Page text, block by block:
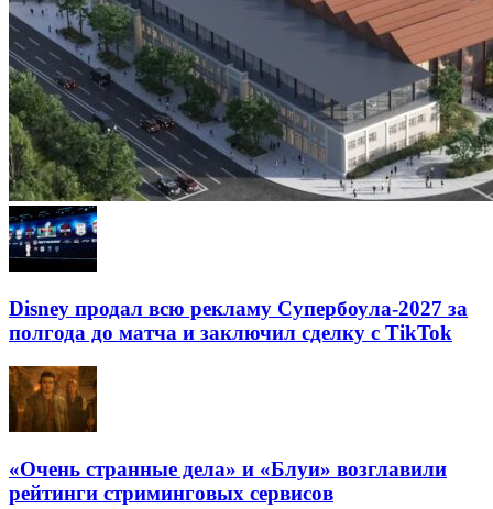
Disney продал всю рекламу Супербоула-2027 за
полгода до матча и заключил сделку с TikTok
«Очень странные дела» и «Блуи» возглавили
рейтинги стриминговых сервисов